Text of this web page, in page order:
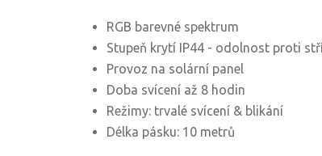
RGB barevné spektrum
Stupeň krytí IP44 - odolnost proti
Provoz na solární panel
Doba svícení až 8 hodin
Režimy: trvalé svícení & blikání
Délka pásku: 10 metrů